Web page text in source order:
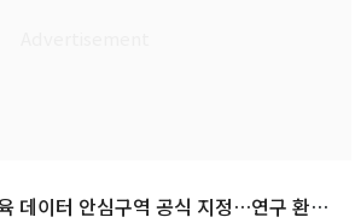
데이터 안심구역 공식 지정…연구 환경